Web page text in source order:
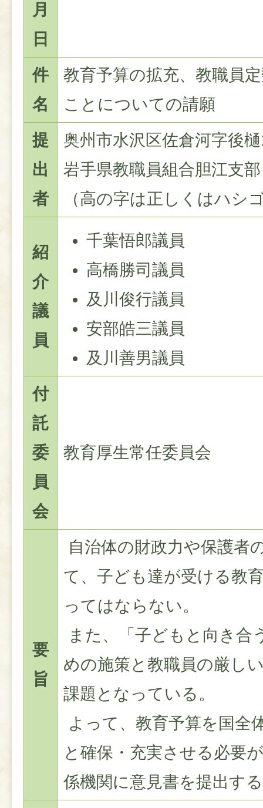
月
日
件
名
教育予算の拡充、教職員
ことについての請願
提
出
者
奥州市水沢区佐倉河字後
岩手県教職員組合胆江支
（高の字は正しくはハシ
紹
介
議
員
千葉悟郎議員
高橋勝司議員
及川俊行議員
安部皓三議員
及川善男議員
付
託
委
員
会
教育厚生常任委員会
要
旨
自治体の財政力や保護者
て、子ども達が受ける教
ってはならない。
また、「子どもと向き合
めの施策と教職員の厳し
課題となっている。
よって、教育予算を国全
と確保・充実させる必要
係機関に意見書を提出す